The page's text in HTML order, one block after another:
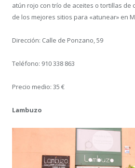
atún rojo con trío de aceites o tortillas de
de los mejores sitios para «atunear» en
Dirección: Calle de Ponzano, 59
Teléfono: 910 338 863
Precio medio: 35 €
Lambuzo